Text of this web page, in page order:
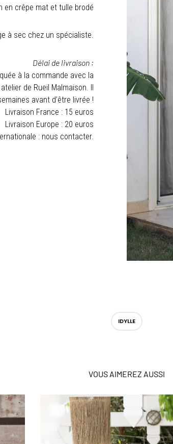
en crêpe mat et tulle brodé
à sec chez un spécialiste.
Délai de livraison :
à la commande avec la
de Rueil Malmaison. Il
avant d’être livrée !
Livraison France : 15 euros
Livraison Europe : 20 euros
: nous contacter.
IDYLLE
VOUS AIMEREZ AUSSI